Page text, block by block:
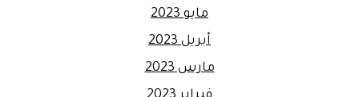
مايو 2023
أبريل 2023
مارس 2023